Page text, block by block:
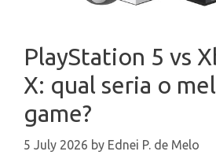
PlayStation 5 vs
X: qual seria o
game?
5 July 2026 by Ednei P. de Melo